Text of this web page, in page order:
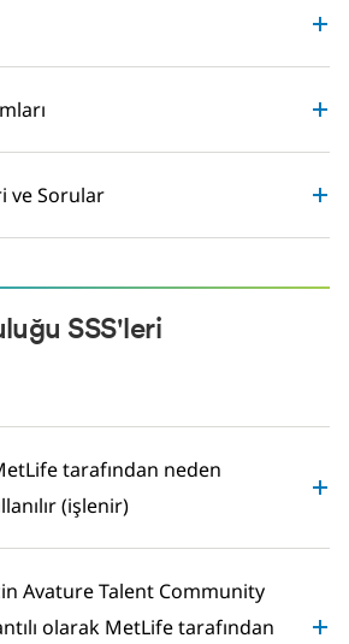
ve Sorular
SSS'leri
tarafından neden
(işlenir)
Avature Talent Community
olarak MetLife tarafından